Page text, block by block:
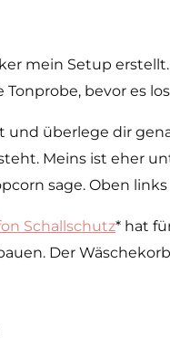
mein Setup
bevor es
und überlege dir
Meins ist eher
sage. Oben
Schallschutz* hat
Der